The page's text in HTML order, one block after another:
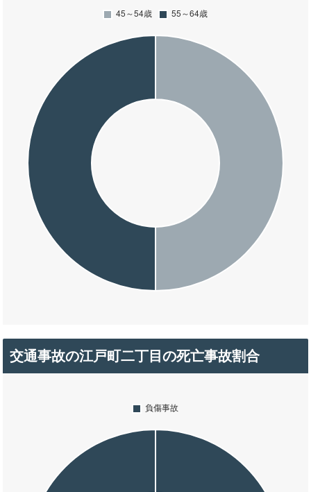
交通事故の江戸町二丁目の死亡事故割合